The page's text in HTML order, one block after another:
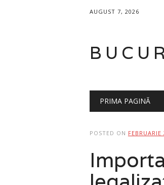
AUGUST 7, 2026
Main
PRIMA PAGINĂ
POSTED ON